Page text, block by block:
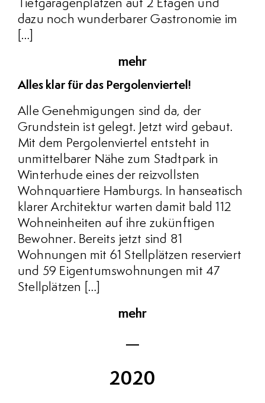
Tiefgaragenplätzen auf 2 Etagen und
dazu noch wunderbarer Gastronomie im
[…]
mehr
Alles klar für das Pergolenviertel!
Alle Genehmigungen sind da, der
Grundstein ist gelegt. Jetzt wird gebaut.
Mit dem Pergolenviertel entsteht in
unmittelbarer Nähe zum Stadtpark in
Winterhude eines der reizvollsten
Wohnquartiere Hamburgs. In hanseatisch
klarer Architektur warten damit bald 112
Wohneinheiten auf ihre zukünftigen
Bewohner. Bereits jetzt sind 81
Wohnungen mit 61 Stellplätzen reserviert
und 59 Eigentumswohnungen mit 47
Stellplätzen […]
mehr
2020